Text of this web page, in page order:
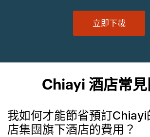
立即下載
Chiayi 酒店常見
我如何才能節省預訂Chiayi
店集團旗下酒店的費用？